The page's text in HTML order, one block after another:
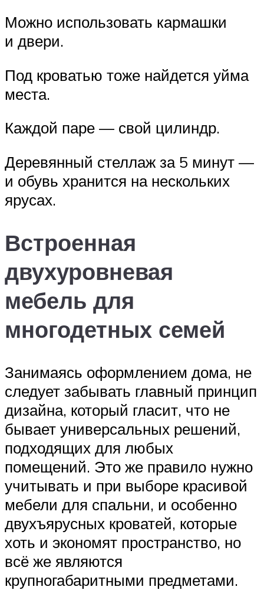
Можно использовать кармашки
и двери.
Под кроватью тоже найдется уйма
места.
Каждой паре — свой цилиндр.
Деревянный стеллаж за 5 минут —
и обувь хранится на нескольких
ярусах.
Встроенная
двухуровневая
мебель для
многодетных семей
Занимаясь оформлением дома, не
следует забывать главный принцип
дизайна, который гласит, что не
бывает универсальных решений,
подходящих для любых
помещений. Это же правило нужно
учитывать и при выборе красивой
мебели для спальни, и особенно
двухъярусных кроватей, которые
хоть и экономят пространство, но
всё же являются
крупногабаритными предметами.